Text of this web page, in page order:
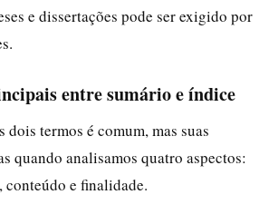
e dissertações pode ser exigido por
entre sumário e índice
dois termos é comum, mas suas
quando analisamos quatro aspectos:
e finalidade.